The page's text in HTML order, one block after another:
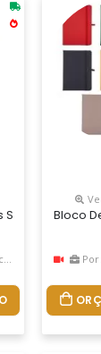
Cinco
Sem PautaBloco
Por: